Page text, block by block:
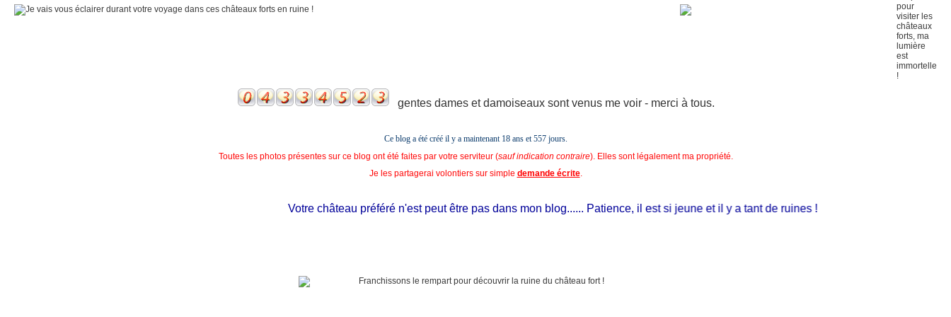
gentes dames et damoiseaux sont venus me voir - merci à tous.
Ce blog a été créé il y a maintenant 18 ans et557 jours.
Toutes les photos présentes sur ce blog ont été faites par votre serviteur (sauf indication contraire). Elles sont légalement ma propriété.
Je les partagerai volontiers sur simple demande écrite.
Votre château préféré n'est peut être pas dans mon blog...... Patience, il est si jeune et il y a tant de ruines !